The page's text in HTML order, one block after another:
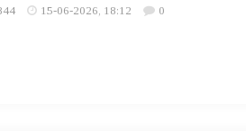
15-06-2026, 18:12 0